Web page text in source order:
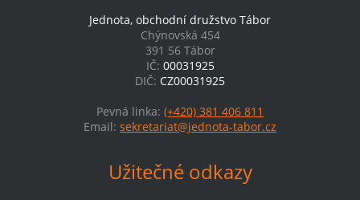
Jednota, obchodní družstvo Tábor
Chýnovská 454
391 56 Tábor
IČ: 00031925
DIČ: CZ00031925
Pevná linka: (+420) 381 406 811
Email: sekretariat@jednota-tabor.cz
Užitečné odkazy